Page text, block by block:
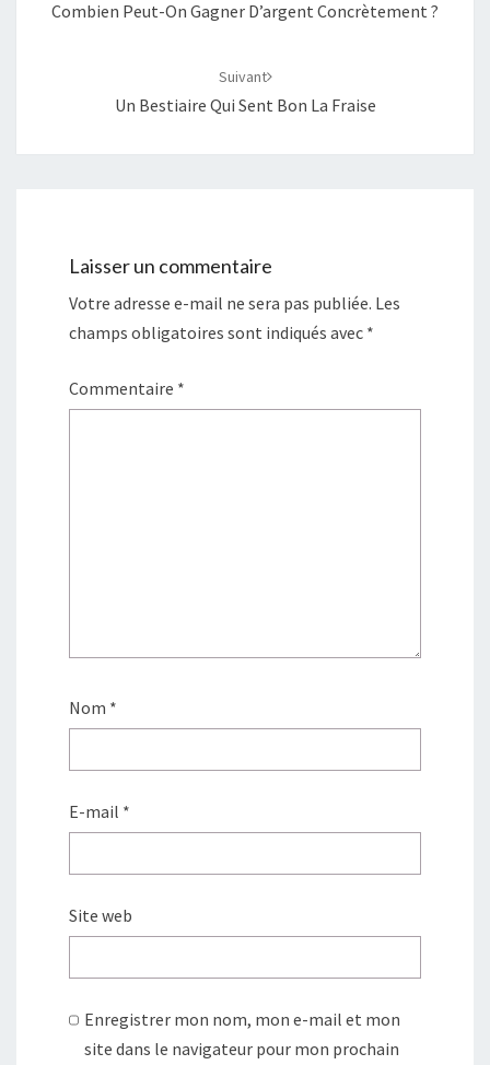
Combien Peut-On Gagner D’argent Concrètement ?
Suivant
Un Bestiaire Qui Sent Bon La Fraise
Laisser un commentaire
Votre adresse e-mail ne sera pas publiée. Les
champs obligatoires sont indiqués avec *
Commentaire *
Nom *
E-mail *
Site web
Enregistrer mon nom, mon e-mail et mon
site dans le navigateur pour mon prochain